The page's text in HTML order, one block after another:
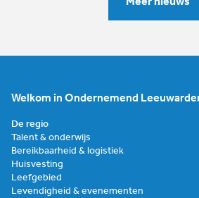
Welkom in Ondernemend
De regio
Talent & onderwijs
Bereikbaarheid & logistiek
Huisvesting
Leefgebied
Levendigheid & evenementen